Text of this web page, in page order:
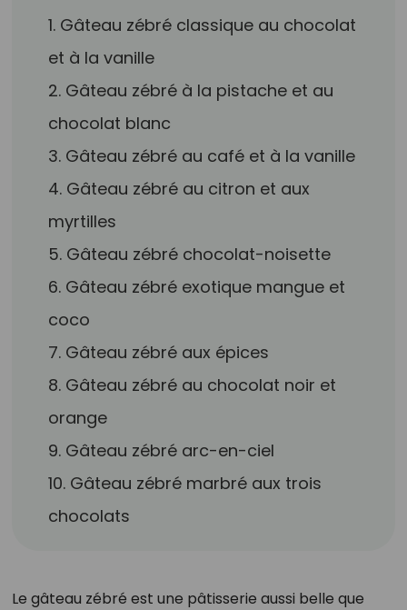
1. Gâteau zébré classique au chocolat
et à la vanille
2. Gâteau zébré à la pistache et au
chocolat blanc
3. Gâteau zébré au café et à la vanille
4. Gâteau zébré au citron et aux
myrtilles
5. Gâteau zébré chocolat-noisette
6. Gâteau zébré exotique mangue et
coco
7. Gâteau zébré aux épices
8. Gâteau zébré au chocolat noir et
orange
9. Gâteau zébré arc-en-ciel
10. Gâteau zébré marbré aux trois
chocolats
Le gâteau zébré est une pâtisserie aussi belle que